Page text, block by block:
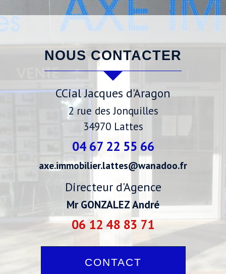
NOUS CONTACTER
CCial Jacques d'Aragon
2 rue des Jonquilles
34970 Lattes
04 67 22 55 66
axe.immobilier.lattes@wanadoo.fr
Directeur d'Agence
Mr GONZALEZ André
06 12 48 83 71
CONTACT